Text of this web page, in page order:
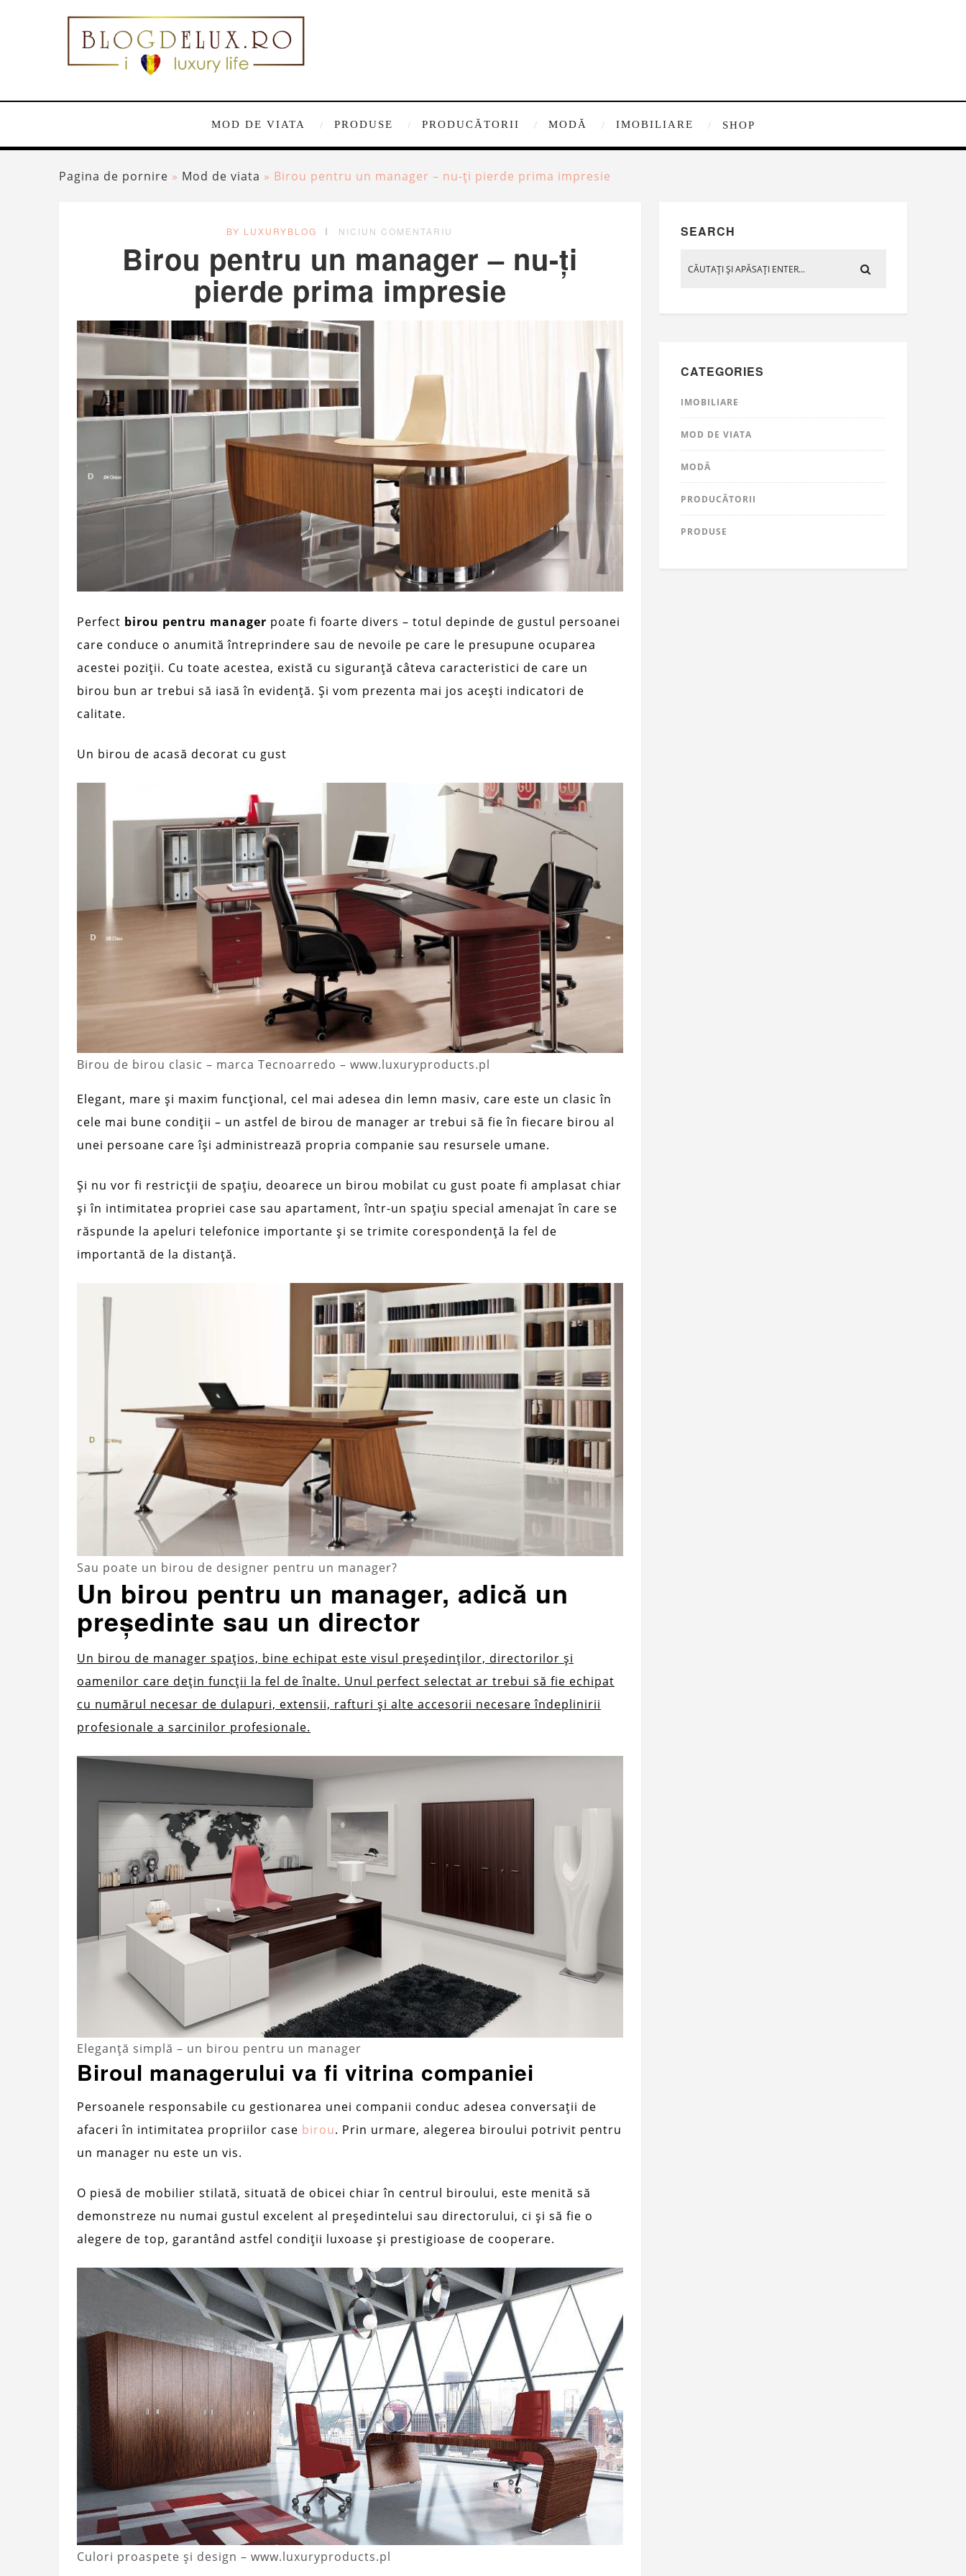
MOD DE VIATA PRODUSE PRODUCĂTORII MODĂ IMOBILIARE SHOP
Pagina de pornire » Mod de viata » Birou pentru un manager – nu-ți pierde prima impresie
BY LUXURYBLOG NICIUN COMENTARIU
Birou pentru un manager – nu-ți
pierde prima impresie
Perfect birou pentru manager poate fi foarte divers – totul depinde de gustul persoanei
care conduce o anumită întreprindere sau de nevoile pe care le presupune ocuparea
acestei poziții. Cu toate acestea, există cu siguranță câteva caracteristici de care un
birou bun ar trebui să iasă în evidență. Și vom prezenta mai jos acești indicatori de
calitate.
Un birou de acasă decorat cu gust
Birou de birou clasic – marca Tecnoarredo – www.luxuryproducts.pl
Elegant, mare și maxim funcțional, cel mai adesea din lemn masiv, care este un clasic în
cele mai bune condiții – un astfel de birou de manager ar trebui să fie în fiecare birou al
unei persoane care își administrează propria companie sau resursele umane.
Și nu vor fi restricții de spațiu, deoarece un birou mobilat cu gust poate fi amplasat chiar
și în intimitatea propriei case sau apartament, într-un spațiu special amenajat în care se
răspunde la apeluri telefonice importante și se trimite corespondență la fel de
importantă de la distanță.
Sau poate un birou de designer pentru un manager?
Un birou pentru un manager, adică un
președinte sau un director
Un birou de manager spațios, bine echipat este visul președinților, directorilor și
oamenilor care dețin funcții la fel de înalte. Unul perfect selectat ar trebui să fie echipat
cu numărul necesar de dulapuri, extensii, rafturi și alte accesorii necesare îndeplinirii
profesionale a sarcinilor profesionale.
Eleganță simplă – un birou pentru un manager
Biroul managerului va fi vitrina companiei
Persoanele responsabile cu gestionarea unei companii conduc adesea conversații de
afaceri în intimitatea propriilor case birou. Prin urmare, alegerea biroului potrivit pentru
un manager nu este un vis.
O piesă de mobilier stilată, situată de obicei chiar în centrul biroului, este menită să
demonstreze nu numai gustul excelent al președintelui sau directorului, ci și să fie o
alegere de top, garantând astfel condiții luxoase și prestigioase de cooperare.
Culori proaspete și design – www.luxuryproducts.pl
SEARCH
CATEGORIES
IMOBILIARE
MOD DE VIATA
MODĂ
PRODUCĂTORII
PRODUSE